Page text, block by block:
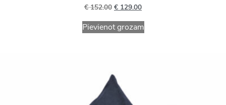
€152.00 € 129.00
Pievienot grozam